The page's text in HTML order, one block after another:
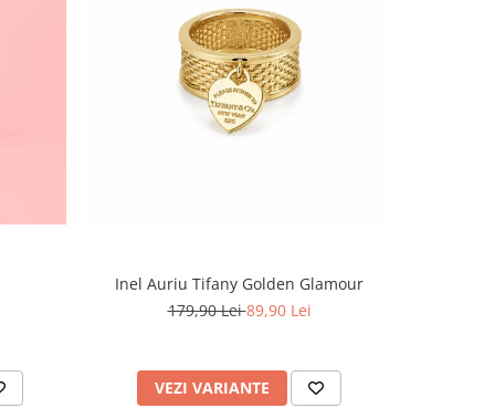
Inel Auriu Tifany Golden Glamour
179,90 Lei89,90 Lei
VEZI VARIANTE